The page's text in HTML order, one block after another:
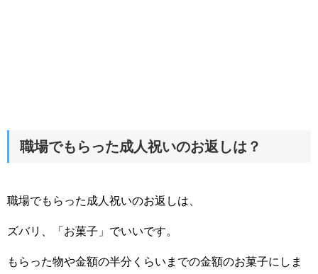
職場でもらった成人祝いのお返しは？
職場でもらった成人祝いのお返しは、
ズバリ、「お菓子」でいいです。
もらった物や金額の半分くらいまでの金額のお菓子にしま